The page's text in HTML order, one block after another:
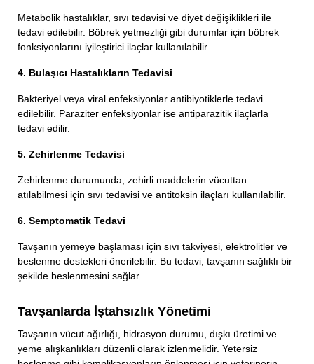
Metabolik hastalıklar, sıvı tedavisi ve diyet değişiklikleri ile
tedavi edilebilir. Böbrek yetmezliği gibi durumlar için böbrek
fonksiyonlarını iyileştirici ilaçlar kullanılabilir.
4. Bulaşıcı Hastalıkların Tedavisi
Bakteriyel veya viral enfeksiyonlar antibiyotiklerle tedavi
edilebilir. Paraziter enfeksiyonlar ise antiparazitik ilaçlarla
tedavi edilir.
5. Zehirlenme Tedavisi
Zehirlenme durumunda, zehirli maddelerin vücuttan
atılabilmesi için sıvı tedavisi ve antitoksin ilaçları kullanılabilir.
6. Semptomatik Tedavi
Tavşanın yemeye başlaması için sıvı takviyesi, elektrolitler ve
beslenme destekleri önerilebilir. Bu tedavi, tavşanın sağlıklı bir
şekilde beslenmesini sağlar.
Tavşanlarda İştahsızlık Yönetimi
Tavşanın vücut ağırlığı, hidrasyon durumu, dışkı üretimi ve
yeme alışkanlıkları düzenli olarak izlenmelidir. Yetersiz